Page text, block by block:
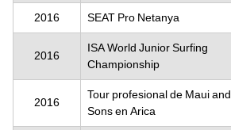
2016 SEAT Pro Netanya
2016
ISA World Junior Surfing
Championship
2016
Tour profesional de Maui and
Sons en Arica